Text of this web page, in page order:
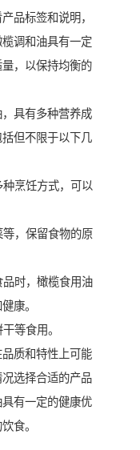
品标签和说明，
调和油具有一定
，以保持均衡的
具有多种营养成
但不限于以下几
烹饪方式，可以
，保留食物的原
时，橄榄食用油
康。
等食用。
质和特性上可能
选择合适的产品
有一定的健康优
食。